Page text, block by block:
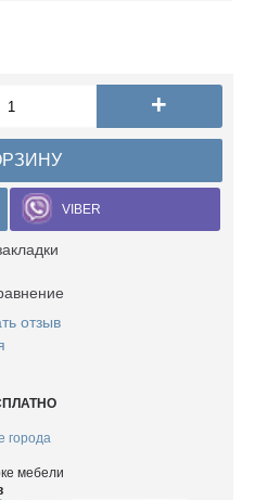
+
VIBER
отзыв
города
мебели